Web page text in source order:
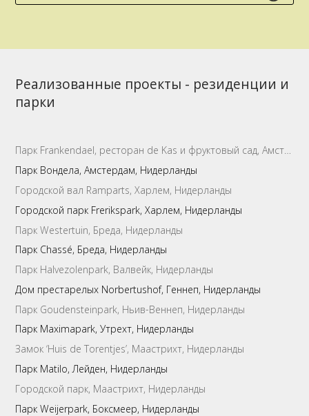
Реализованные проекты - pезиденции и
парки
Парк Frankendael, ресторан de Kas и фруктовый сад, Амстердам, Нидерланды
Парк Вондела, Амстердам, Нидерланды
Городской вал Ramparts, Харлем, Нидерланды
Городской парк Frerikspark, Харлем, Нидерланды
Парк Westertuin, Бреда, Нидерланды
Парк Chassé, Бреда, Нидерланды
Парк Halvezolenpark, Валвейк, Нидерланды
Дом престарелых Norbertushof, Геннеп, Нидерланды
Парк Goudensteinpark, Ньив-Веннеп, Нидерланды
Парк Maximapark, Утрехт, Нидерланды
Замок ‘Huis de Torentjes’, Маастрихт, Нидерланды
Парк Matilo, Лейден, Нидерланды
Городской парк, Маастрихт, Нидерланды
Парк Weijerpark, Боксмеер, Нидерланды